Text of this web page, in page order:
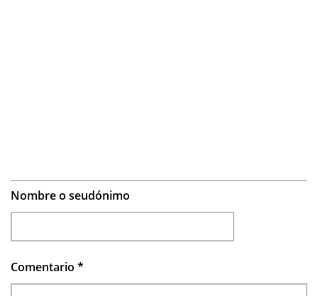
Nombre o seudónimo
Comentario *